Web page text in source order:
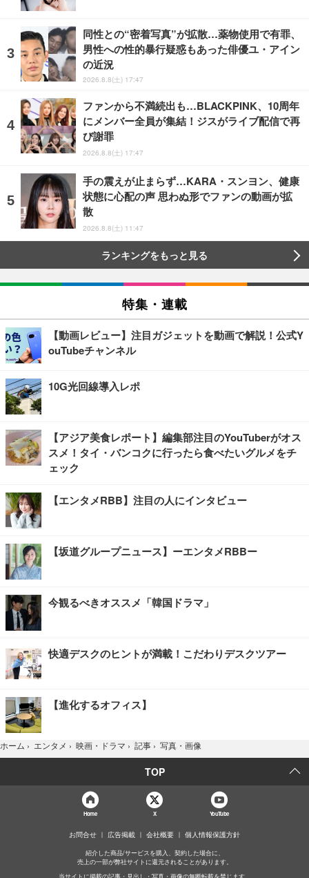
同性との“密着写真”が拡散…薬物使用で有罪、
男性への性的暴行疑惑もあった俳優ユ・アイン
の近況
2026.8.8(土) 17:47
ファンから不満続出も…BLACKPINK、10周年
にメンバー全員が集結！ジスがライブ配信で再
び謝罪
2026.8.8(土) 17:47
手の震えが止まらず…KARA・スンヨン、健康
状態に心配の声 思わぬ形でファンの動画が拡
散
2026.8.8(土) 11:47
ランキングをもっと見る
特集・連載
【動画レビュー】注目ガジェットを動画で解説！公式Y
ouTubeチャンネル
10G光回線導入レポ
【アジア美食レポート】編集部注目のYouTuberがオス
スメ！タイ・バンコクに行ったら食べたいグルメをチ
ェック
【エンタメRBB】注目の人にインタビュー
【坂道グループニュース】ーエンタメRBBー
今観るべきオススメ「韓国ドラマ」
快適デスクのヒントが満載！こだわりデスクツアー
【進化するオフィス】
ホーム › エンタメ › 映画・ドラマ › 記事 › 写真・画像
TOP
Home X YouTube
お問合せ 広告掲載 会社概要 個人情報保護方針
紹介した商品/サービスを購入、契約した場合に、
売上の一部が弊社サイトに還元されることがあります。